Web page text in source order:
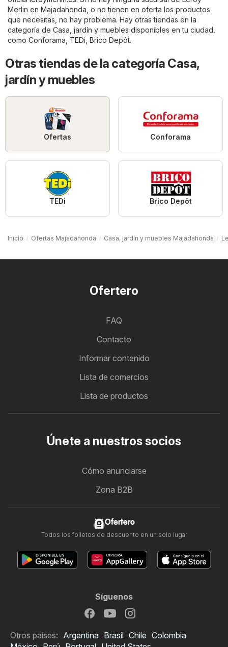
Merlin en Majadahonda, o no tienen en oferta los productos
que necesitas, no hay problema. Hay otras tiendas en la
categoría de Casa, jardín y muebles disponibles en tu ciudad,
como Conforama TEDi Brico Depôt.
Otras tiendas de la categoría Casa,
jardín y muebles
Ofertas Conforama
TEDi Brico Depôt
Inicio Ofertas Majadahonda Casa, jardín y muebles Majadahonda
Ofertero
FAQ
Contacto
Informar contenido
Lista de comercios
Lista de productos
Únete a nuestros socios
Cómo anunciarse
Zona B2B
Ofertero
Todos los folletos de descuento en un solo lugar
Síguenos
Otros países: Argentina Brasil Chile Colombia